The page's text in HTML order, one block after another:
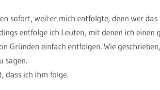
sofort, weil er mich entfolgte, denn wer
entfolge ich Leuten, mit denen ich einen
Gründen einfach entfolgen. Wie
sagen.
dass ich ihm folge.